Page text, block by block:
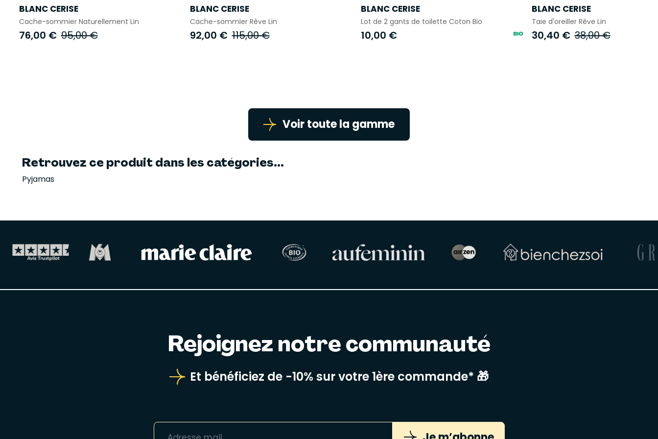
BLANC CERISE
Cache-sommier Naturellement Lin
76,00 € 95,00 €
BLANC CERISE
Cache-sommier Rêve Lin
92,00 € 115,00 €
BLANC CERISE
Lot de 2 gants de toilette Coton Bio
10,00 €
BLANC CERISE
Taie d'oreiller Rêve Lin
30,40 € 38,00 €
Voir toute la gamme
Retrouvez ce produit dans les catégories...
Pyjamas
Rejoignez notre communauté
Et bénéficiez de -10% sur votre 1ère commande* 🎁